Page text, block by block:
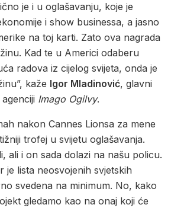
je i u oglašavanju, koje je
i show businessa, a jasno
na toj karti. Zato ova nagrada
Kad te u Americi odaberu
radova iz cijelog svijeta, onda je
kaže Igor Mladinović, glavni
Imago Ogilvy.
nakon Cannes Lionsa za mene
trofej u svijetu oglašavanja.
ali i on sada dolazi na našu policu.
je lista neosvojenih svjetskih
svedena na minimum. No, kako
gledamo kao na onaj koji će